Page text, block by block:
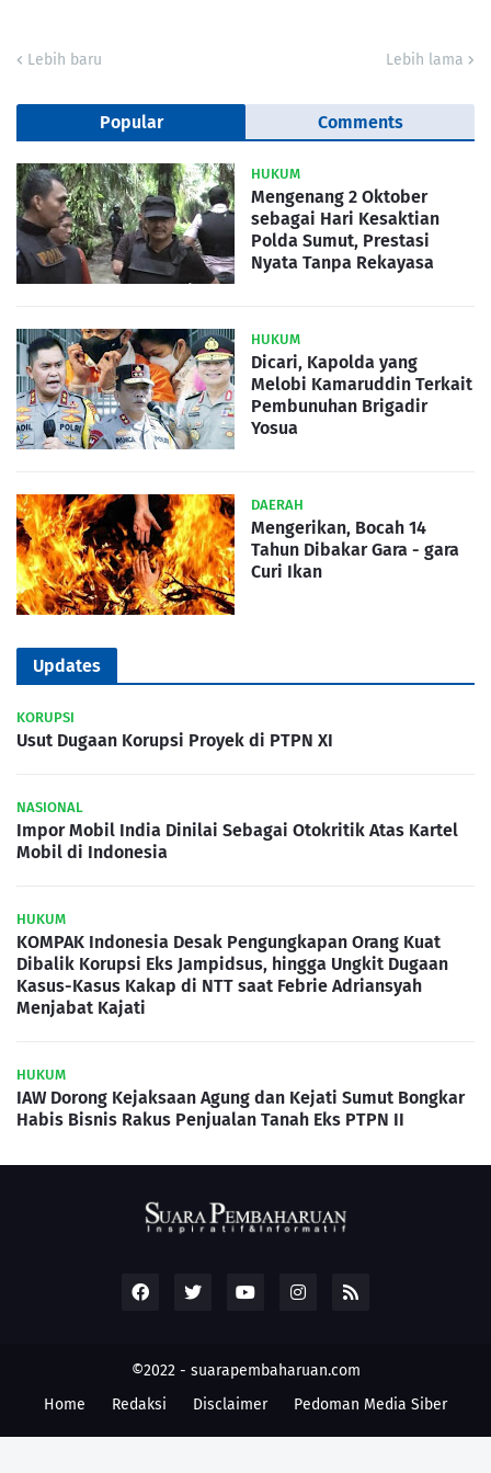
Lebih baru Lebih lama
Popular Comments
HUKUM
Mengenang 2 Oktober
sebagai Hari Kesaktian
Polda Sumut, Prestasi
Nyata Tanpa Rekayasa
HUKUM
Dicari, Kapolda yang
Melobi Kamaruddin Terkait
Pembunuhan Brigadir
Yosua
DAERAH
Mengerikan, Bocah 14
Tahun Dibakar Gara - gara
Curi Ikan
Updates
KORUPSI
Usut Dugaan Korupsi Proyek di PTPN XI
NASIONAL
Impor Mobil India Dinilai Sebagai Otokritik Atas Kartel
Mobil di Indonesia
HUKUM
KOMPAK Indonesia Desak Pengungkapan Orang Kuat
Dibalik Korupsi Eks Jampidsus, hingga Ungkit Dugaan
Kasus-Kasus Kakap di NTT saat Febrie Adriansyah
Menjabat Kajati
HUKUM
IAW Dorong Kejaksaan Agung dan Kejati Sumut Bongkar
Habis Bisnis Rakus Penjualan Tanah Eks PTPN II
©2022 - suarapembaharuan.com
Home
Redaksi Disclaimer Pedoman Media Siber